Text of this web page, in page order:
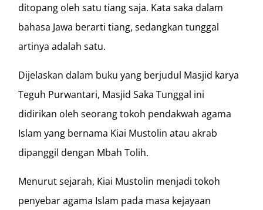
ditopang oleh satu tiang saja. Kata saka dalam
bahasa Jawa berarti tiang, sedangkan tunggal
artinya adalah satu.
Dijelaskan dalam buku yang berjudul Masjid karya
Teguh Purwantari, Masjid Saka Tunggal ini
didirikan oleh seorang tokoh pendakwah agama
Islam yang bernama Kiai Mustolin atau akrab
dipanggil dengan Mbah Tolih.
Menurut sejarah, Kiai Mustolin menjadi tokoh
penyebar agama Islam pada masa kejayaan